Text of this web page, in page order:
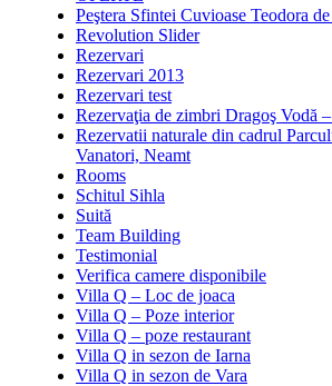
Peştera Sfintei Cuvioase Teodora
Revolution Slider
Rezervari
Rezervari 2013
Rezervari test
Rezervaţia de zimbri Dragoş Vodă
Rezervatii naturale din cadrul
Vanatori, Neamt
Rooms
Schitul Sihla
Suită
Team Building
Testimonial
Verifica camere disponibile
Villa Q – Loc de joaca
Villa Q – Poze interior
Villa Q – poze restaurant
Villa Q in sezon de Iarna
Villa Q in sezon de Vara